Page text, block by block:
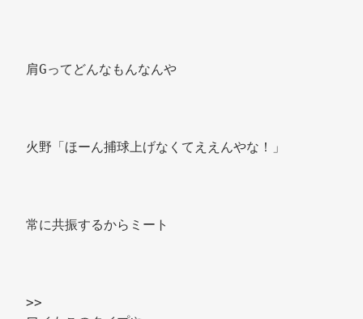
肩Gってどんなもんなんや
火野「ほーん捕球上げなくてええんやな！」
常に共振するからミート
>>